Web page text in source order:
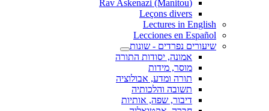
(Rav Askenazi (Manitou
Leçons divers
Lectures in English
Lecciones en Español
שיעורים נפרדים - שונות
אמונה, יסודות התורה
מוסר, מידות
תורה ומדע, אבולוציה
תשובה והלכותיה
דיבור, שפה, אותיות